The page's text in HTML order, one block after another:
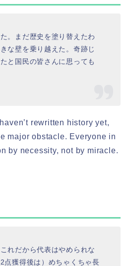
。まだ歴史を塗り替えたわ
な壁を乗り越えた。奇跡じ
と国民の皆さんに思っても
rewritten history yet,
major obstacle. Everyone in
by necessity, not by miracle.
れだから代表はやめられな
点獲得後は）めちゃくちゃ長